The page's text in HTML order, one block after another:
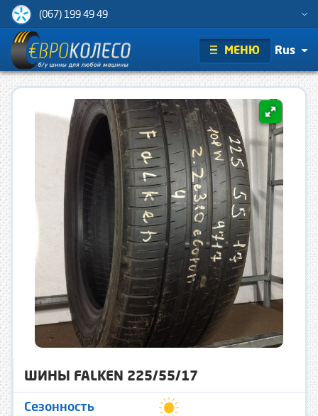
(067) 199 49 49
МЕНЮ Rus
ШИНЫ FALKEN 225/55/17
Сезонность